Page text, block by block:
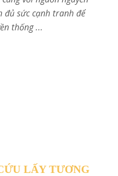
đủ sức cạnh tranh để
thống ...
LẤY TƯƠNG